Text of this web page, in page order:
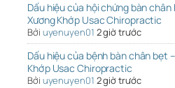
Dấu hiệu của hội chứng bàn chân
Xương Khớp Usac Chiropractic
Bởi uyenuyen01 2 giờ trước
Dấu hiệu của bệnh bàn chân bẹt
Khớp Usac Chiropractic
Bởi uyenuyen01 2 giờ trước